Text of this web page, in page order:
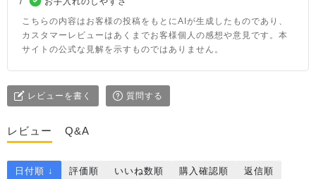
こちらの内容はお客様の投稿をもとにAIが生成したものであり、
カスタマーレビューはあくまでお客様個人の感想や意見です。本
サイトの公式な見解を示すものではありません。
レビューを書く 質問する
レビュー Q&A
日付順 ↓ 評価順 いいね数順 購入確認順
返信順